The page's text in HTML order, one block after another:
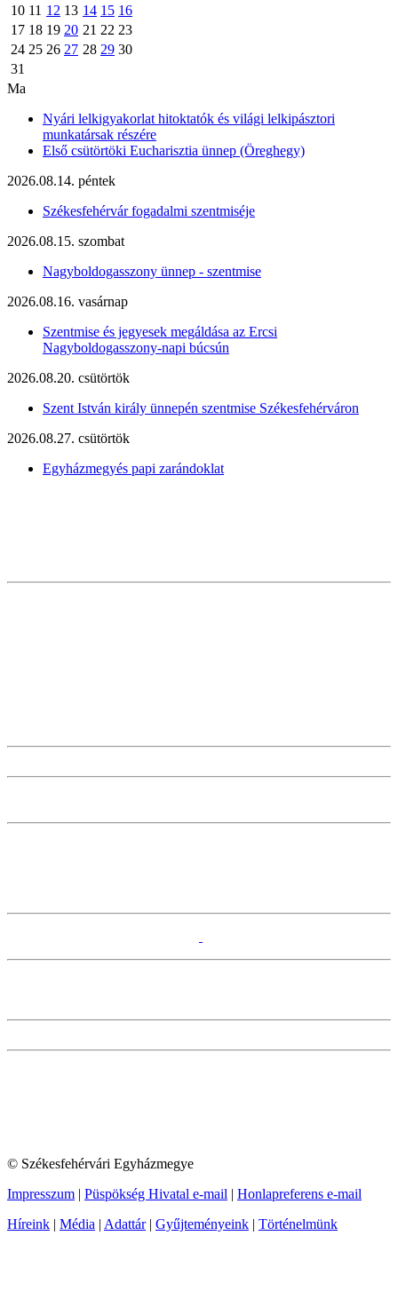
10 11 12 13 14 15 16
17 18 19 20 21 22 23
24 25 26 27 28 29 30
31
Ma
Nyári lelkigyakorlat hitoktatók és világi lelkipásztori
munkatársak részére
Első csütörtöki Eucharisztia ünnep (Öreghegy)
2026.08.14. péntek
Székesfehérvár fogadalmi szentmiséje
2026.08.15. szombat
Nagyboldogasszony ünnep - szentmise
2026.08.16. vasárnap
Szentmise és jegyesek megáldása az Ercsi
Nagyboldogasszony-napi búcsún
2026.08.20. csütörtök
Szent István király ünnepén szentmise Székesfehérváron
2026.08.27. csütörtök
Egyházmegyés papi zarándoklat
© Székesfehérvári Egyházmegye
Impresszum | Püspökség Hivatal e-mail | Honlapreferens e-mail
Híreink | Média | Adattár| Gyűjteményeink | Történelmünk